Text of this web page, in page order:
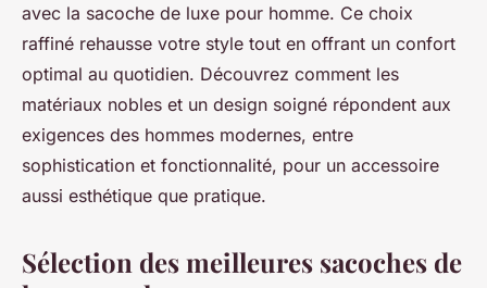
avec la sacoche de luxe pour homme. Ce choix
raffiné rehausse votre style tout en offrant un confort
optimal au quotidien. Découvrez comment les
matériaux nobles et un design soigné répondent aux
exigences des hommes modernes, entre
sophistication et fonctionnalité, pour un accessoire
aussi esthétique que pratique.
Sélection des meilleures sacoches de